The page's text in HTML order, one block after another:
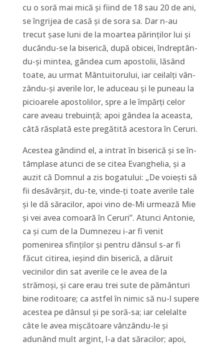
cu o soră mai mică și fiind de 18 sau 20 de ani,
se îngrijea de casă și de sora sa. Dar n-au
trecut șase luni de la moartea părin­ților lui și
ducându-se la biserică, după obicei, îndrep­tân­
du-și mintea, gândea cum apostolii, lăsând
toate, au urmat Mântuitorului, iar ceilalți vân­
zându-și averile lor, le adu­ceau și le puneau la
pi­cioarele apostolilor, spre a le împărți celor
care aveau tre­buin­ță; apoi gândea la aceasta,
câtă răs­pla­tă este pregătită acestora în Ceruri.
Acestea gândind el, a intrat în biserică și se în­
tâmplase atunci de se citea Evanghelia, și a
auzit că Domnul a zis bo­ga­tului: „De voiești să
fii desăvârșit, du-te, vinde-ți toate averile tale
și le dă săracilor, apoi vino de-Mi urmează Mie
și vei avea co­moară în Ceruri”. Atunci Antonie,
ca și cum de la Dumnezeu i-ar fi venit
pomenirea sfinților și pentru dânsul s-ar fi
făcut ci­tirea, ieșind din biserică, a dăruit
vecinilor din sat averile ce le avea de la
strămoși, și care erau trei sute de pă­mân­turi
bine ro­di­toare; ca astfel în nimic să nu-l supere
acestea pe dânsul și pe soră-sa; iar celelalte
câte le avea mișcătoare vânzându-le și
adunând mult argint, l-a dat săracilor; apoi,